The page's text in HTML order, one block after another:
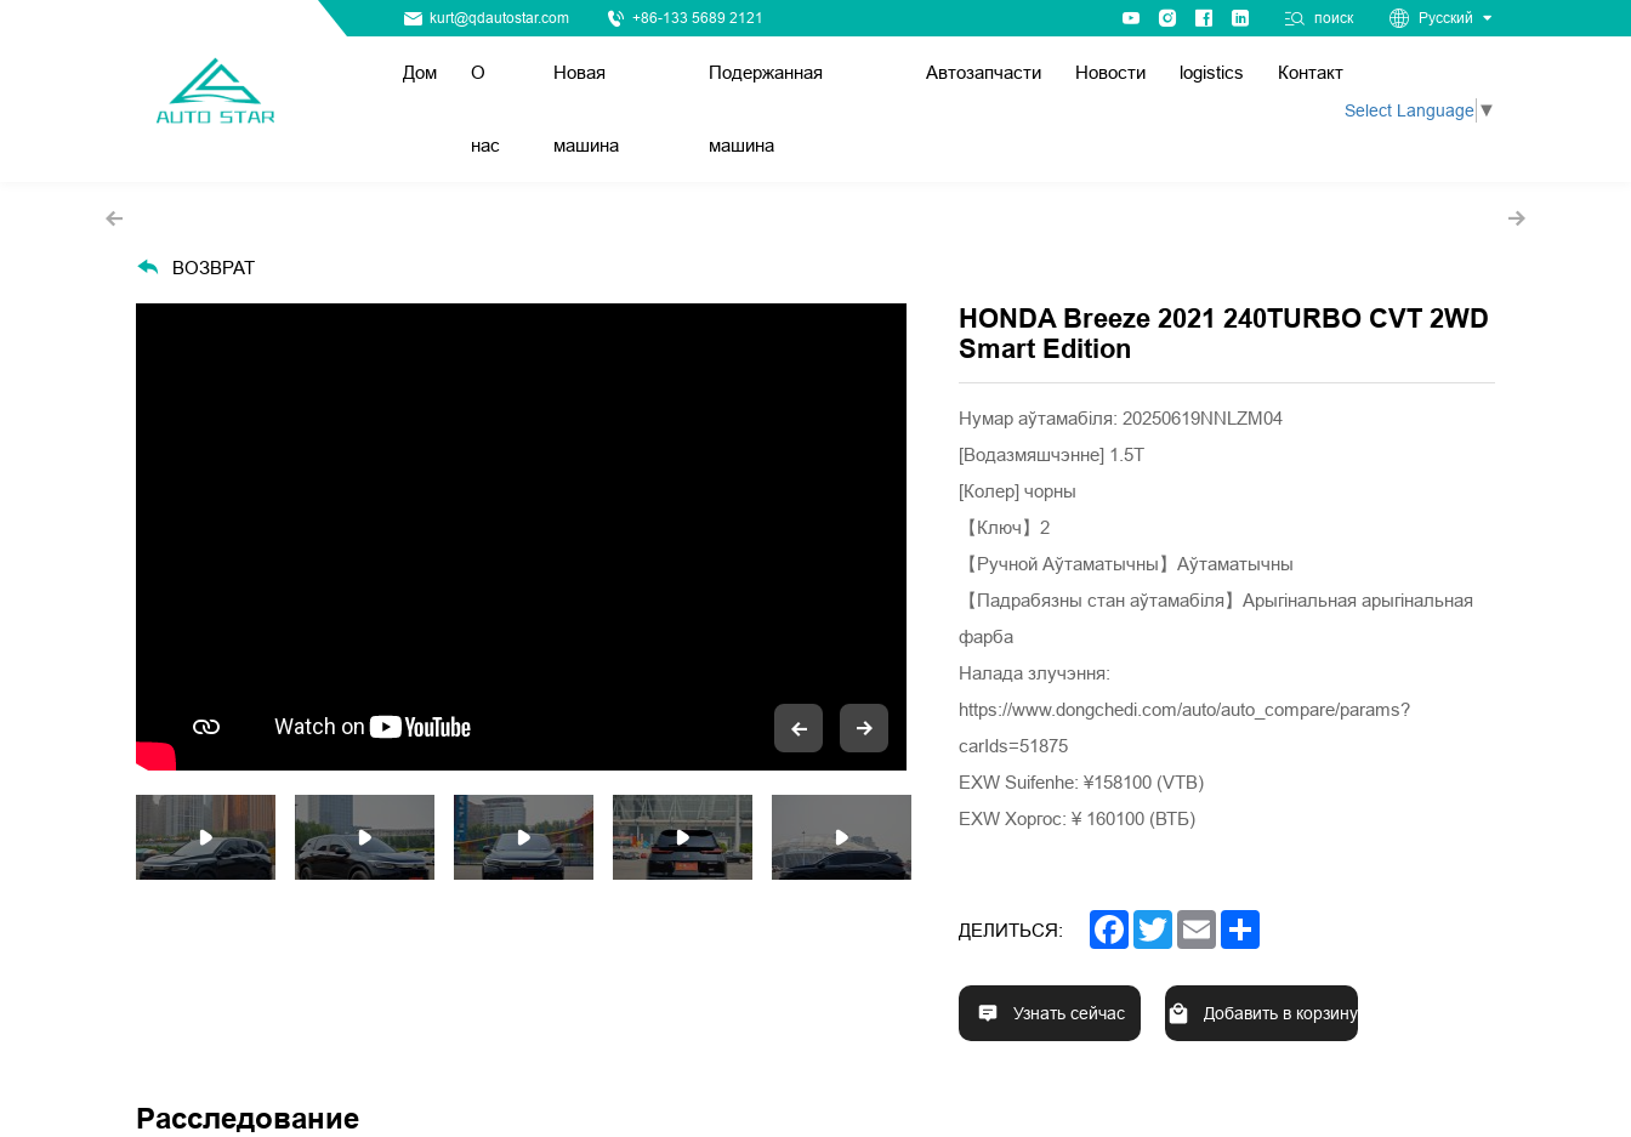
kurt@qdautostar.com +86-133 5689 2121 поиск Русский
Дом О
нас
Новая
машина
Подержанная
машина
Автозапчасти Новости logistics Контакт
Select Language ▼
ВОЗВРАТ
HONDA Breeze 2021 240TURBO CVT 2WD
Smart Edition
Нумар аўтамабіля: 20250619NNLZM04
[Водазмяшчэнне] 1.5T
[Колер] чорны
【Ключ】2
【Ручной Аўтаматычны】Аўтаматычны
【Падрабязны стан аўтамабіля】Арыгінальная арыгінальная
фарба
Налада злучэння:
https://www.dongchedi.com/auto/auto_compare/params?
carIds=51875
EXW Suifenhe: ¥158100 (VTB)
EXW Хоргос: ¥ 160100 (ВТБ)
ДЕЛИТЬСЯ: Facebook
TwitterEmail
Узнать сейчас Добавить в корзину
Расследование